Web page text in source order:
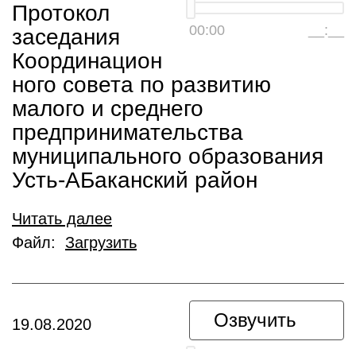
00:00 __:__
Протокол
заседания
Координацион
ного совета по развитию
малого и среднего
предпринимательства
муниципального образования
Усть-АБаканский район
Читать далее
Файл: Загрузить
Озвучить
19.08.2020